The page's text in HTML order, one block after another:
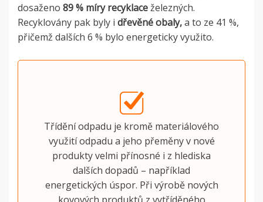
dosaženo 89 % míry recyklaceželezných.
Recyklovány pak byly i dřevěné obaly,a to ze 41 %,
přičemž dalších 6 % bylo energeticky využito.
Třídění odpadu je kromě materiálového
využití odpadu a jeho přeměny v nové
produkty velmi přínosné i z hlediska
dalších dopadů – například
energetických úspor. Při výrobě nových
kovových produktů z vytříděného